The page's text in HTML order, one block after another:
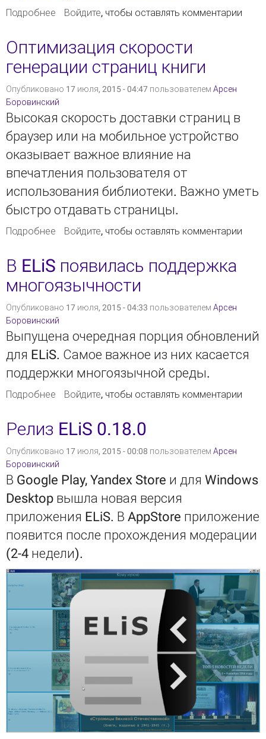
Подробнее о ELiS представлена на международной
Войдите, чтобы оставлять комментарии
Оптимизация скорости
генерации страниц книги
Опубликовано 17 июля, 2015 - 04:47 пользователем Арсен
Боровинский
Высокая скорость доставки страниц в
браузер или на мобильное устройство
оказывает важное влияние на
впечатления пользователя от
использования библиотеки. Важно уметь
быстро отдавать страницы.
Подробнее о Оптимизация скорости генерации страниц
Войдите, чтобы оставлять комментарии
В ELiS появилась поддержка
многоязычности
Опубликовано 17 июля, 2015 - 04:33 пользователем Арсен
Боровинский
Выпущена очередная порция обновлений
для ELiS. Самое важное из них касается
поддержки многоязычной среды.
Подробнее о В ELiS появилась поддержка
Войдите, чтобы оставлять комментарии
Релиз ELiS 0.18.0
Опубликовано 17 июля, 2015 - 00:08 пользователем Арсен
Боровинский
В Google Play, Yandex Store и для Windows
Desktop вышла новая версия
приложения ELiS. В AppStore приложение
появится после прохождения модерации
(2-4 недели).